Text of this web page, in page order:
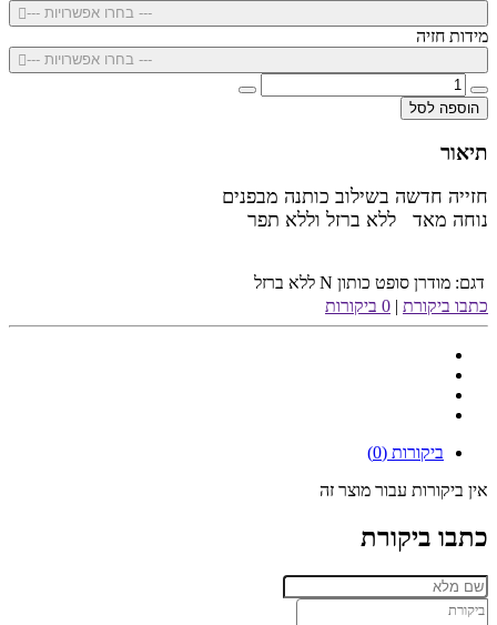
--- בחרו אפשרויות ---
מידות חזיה
--- בחרו אפשרויות ---
הוספה לסל
תיאור
חזייה חדשה בשילוב כותנה מבפנים
נוחה מאד ללא ברזל וללא תפר
דגם: מודרן סופט כותון N ללא ברזל
כתבו ביקורת | 0 ביקורות
ביקורות (0)
אין ביקורות עבור מוצר זה
כתבו ביקורת